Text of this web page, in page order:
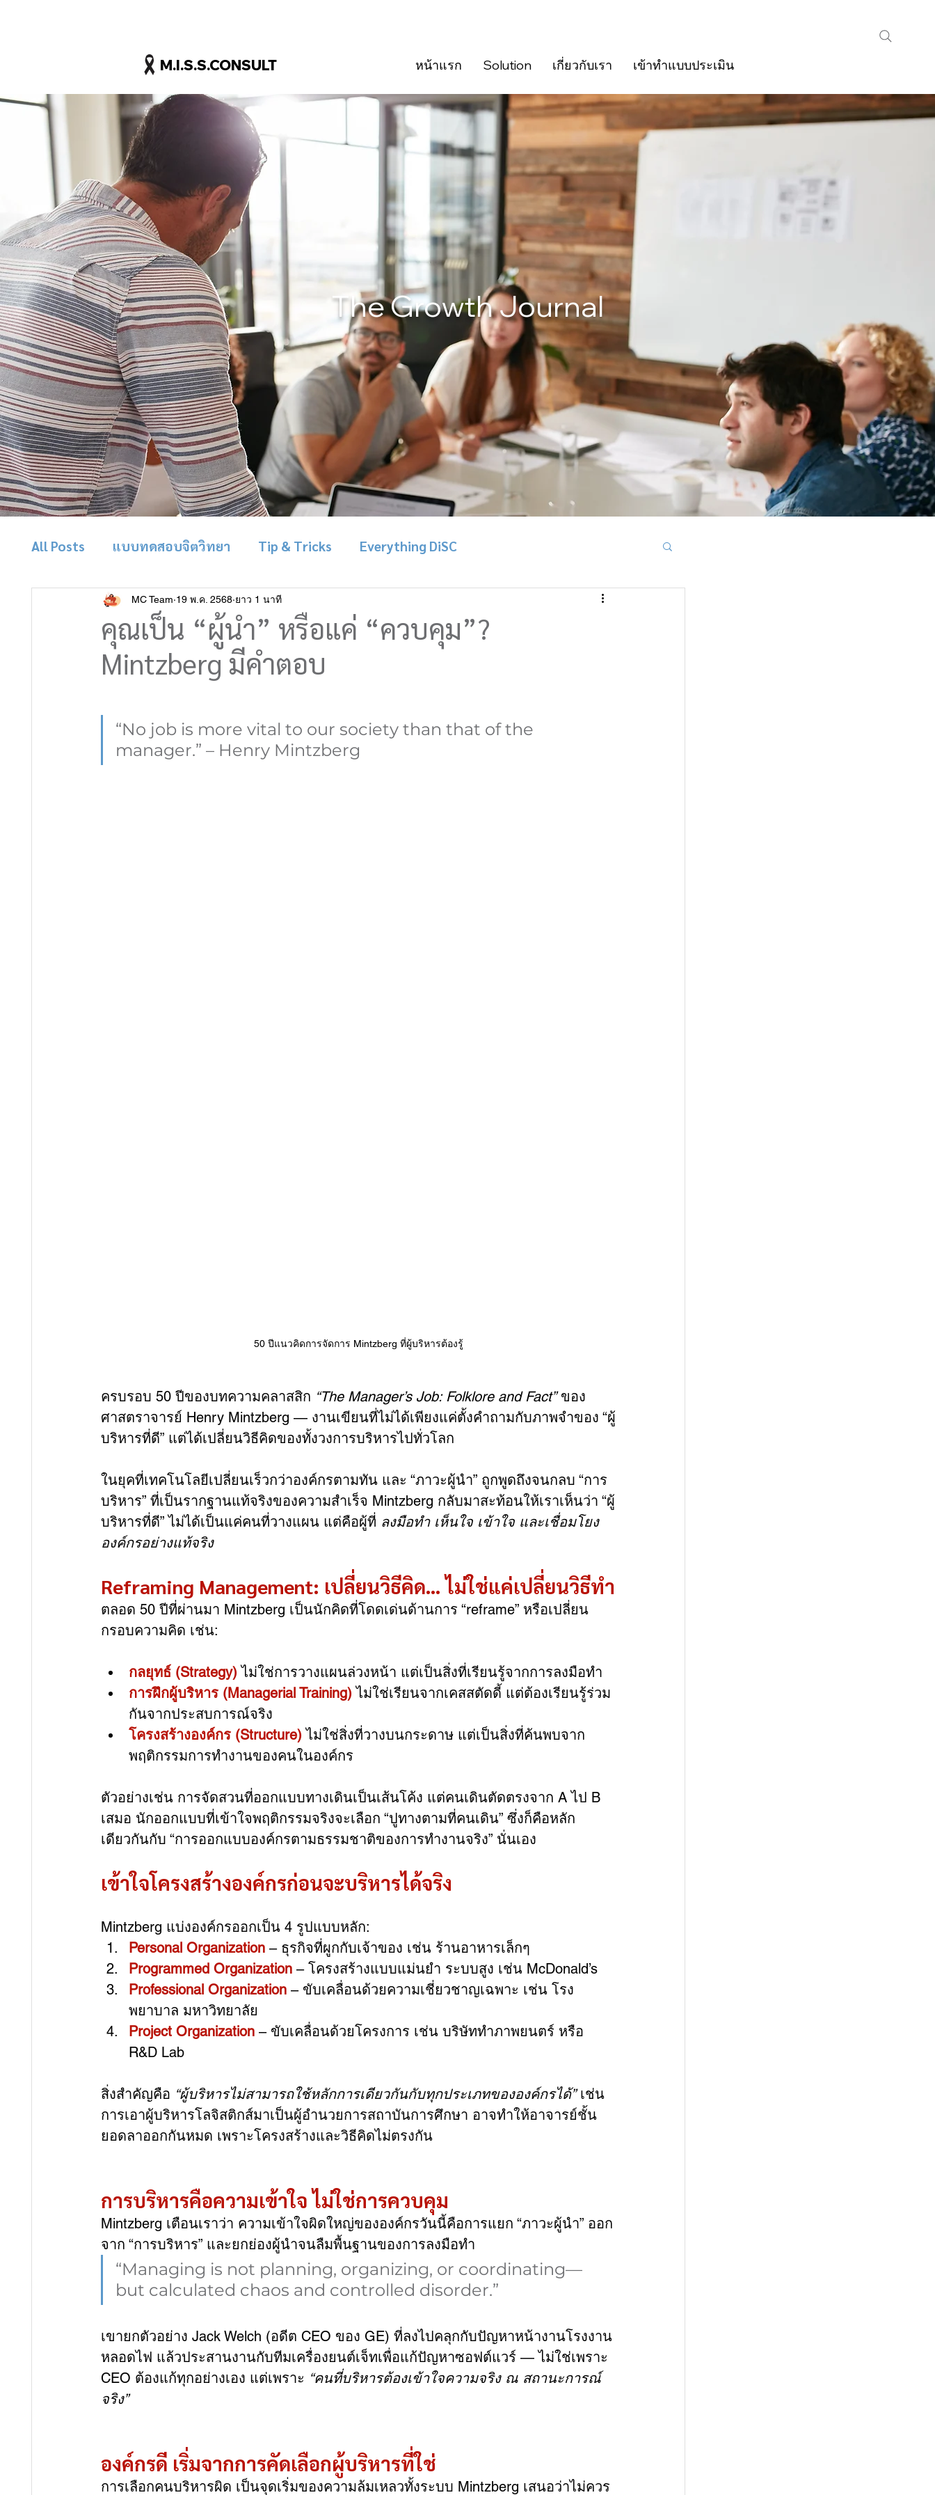
M.I.S.S.CONSULT หน้าแรก Solution เกี่ยวกับเรา เข้าทำแบบประเมิน
The Growth Journal
All Posts แบบทดสอบจิตวิทยา Tip & Tricks Everything DiSC
คุณเป็น “ผู้นำ” หรือแค่ “ควบคุม”?
Mintzberg มีคำตอบ
MC Team 19 พ.ค. 2568 ยาว 1 นาที
“No job is more vital to our society than that of the
manager.” – Henry Mintzberg
50 ปีแนวคิดการจัดการ Mintzberg ที่ผู้บริหารต้องรู้
ครบรอบ 50 ปีของบทความคลาสสิก “The Manager’s Job: Folklore and Fact” ของ
ศาสตราจารย์ Henry Mintzberg — งานเขียนที่ไม่ได้เพียงแค่ตั้งคำถามกับภาพจำของ “ผู้
บริหารที่ดี” แต่ได้เปลี่ยนวิธีคิดของทั้งวงการบริหารไปทั่วโลก
ในยุคที่เทคโนโลยีเปลี่ยนเร็วกว่าองค์กรตามทัน และ “ภาวะผู้นำ” ถูกพูดถึงจนกลบ “การ
บริหาร” ที่เป็นรากฐานแท้จริงของความสำเร็จ Mintzberg กลับมาสะท้อนให้เราเห็นว่า “ผู้
บริหารที่ดี” ไม่ได้เป็นแค่คนที่วางแผน แต่คือผู้ที่ ลงมือทำ เห็นใจ เข้าใจ และเชื่อมโยง
องค์กรอย่างแท้จริง
Reframing Management: เปลี่ยนวิธีคิด… ไม่ใช่แค่เปลี่ยนวิธีทำ
ตลอด 50 ปีที่ผ่านมา Mintzberg เป็นนักคิดที่โดดเด่นด้านการ “reframe” หรือเปลี่ยน
กรอบความคิด เช่น:
กลยุทธ์ (Strategy) ไม่ใช่การวางแผนล่วงหน้า แต่เป็นสิ่งที่เรียนรู้จากการลงมือทำ
การฝึกผู้บริหาร (Managerial Training) ไม่ใช่เรียนจากเคสสตัดดี้ แต่ต้องเรียนรู้ร่วม
กันจากประสบการณ์จริง
โครงสร้างองค์กร (Structure) ไม่ใช่สิ่งที่วางบนกระดาษ แต่เป็นสิ่งที่ค้นพบจาก
พฤติกรรมการทำงานของคนในองค์กร
ตัวอย่างเช่น การจัดสวนที่ออกแบบทางเดินเป็นเส้นโค้ง แต่คนเดินตัดตรงจาก A ไป B
เสมอ นักออกแบบที่เข้าใจพฤติกรรมจริงจะเลือก “ปูทางตามที่คนเดิน” ซึ่งก็คือหลัก
เดียวกันกับ “การออกแบบองค์กรตามธรรมชาติของการทำงานจริง” นั่นเอง
เข้าใจโครงสร้างองค์กรก่อนจะบริหารได้จริง
Mintzberg แบ่งองค์กรออกเป็น 4 รูปแบบหลัก:
Personal Organization – ธุรกิจที่ผูกกับเจ้าของ เช่น ร้านอาหารเล็กๆ
Programmed Organization – โครงสร้างแบบแม่นยำ ระบบสูง เช่น McDonald’s
Professional Organization – ขับเคลื่อนด้วยความเชี่ยวชาญเฉพาะ เช่น โรง
พยาบาล มหาวิทยาลัย
Project Organization – ขับเคลื่อนด้วยโครงการ เช่น บริษัททำภาพยนตร์ หรือ
R&D Lab
สิ่งสำคัญคือ “ผู้บริหารไม่สามารถใช้หลักการเดียวกันกับทุกประเภทขององค์กรได้” เช่น
การเอาผู้บริหารโลจิสติกส์มาเป็นผู้อำนวยการสถาบันการศึกษา อาจทำให้อาจารย์ชั้น
ยอดลาออกกันหมด เพราะโครงสร้างและวิธีคิดไม่ตรงกัน
การบริหารคือความเข้าใจ ไม่ใช่การควบคุม
Mintzberg เตือนเราว่า ความเข้าใจผิดใหญ่ขององค์กรวันนี้คือการแยก “ภาวะผู้นำ” ออก
จาก “การบริหาร” และยกย่องผู้นำจนลืมพื้นฐานของการลงมือทำ
“Managing is not planning, organizing, or coordinating—
but calculated chaos and controlled disorder.”
เขายกตัวอย่าง Jack Welch (อดีต CEO ของ GE) ที่ลงไปคลุกกับปัญหาหน้างานโรงงาน
หลอดไฟ แล้วประสานงานกับทีมเครื่องยนต์เจ็ทเพื่อแก้ปัญหาซอฟต์แวร์ — ไม่ใช่เพราะ
CEO ต้องแก้ทุกอย่างเอง แต่เพราะ “คนที่บริหารต้องเข้าใจความจริง ณ สถานะการณ์
จริง”
องค์กรดี เริ่มจากการคัดเลือกผู้บริหารที่ใช่
การเลือกคนบริหารผิด เป็นจุดเริ่มของความล้มเหลวทั้งระบบ Mintzberg เสนอว่าไม่ควร